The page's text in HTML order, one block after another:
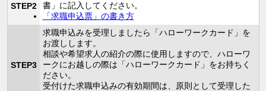
STEP2
書」に記入してください。
「求職申込票」の書き方
STEP3
求職申込みを受理しましたら「ハローワークカード」を
お渡しします。
相談や希望求人の紹介の際に使用しますので、ハローワ
ークにお越しの際は「ハローワークカード」をお持ちく
ださい。
受付けた求職申込みの有効期間は、原則として受理した